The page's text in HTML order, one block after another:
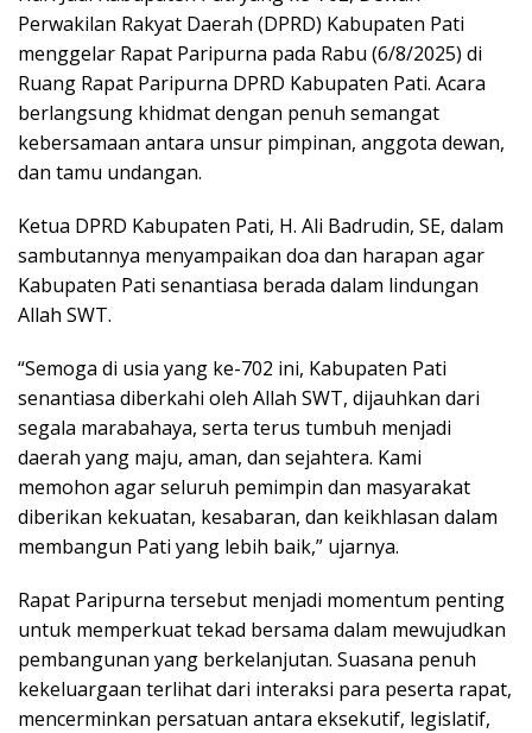
Perwakilan Rakyat Daerah (DPRD) Kabupaten Pati
menggelar Rapat Paripurna pada Rabu (6/8/2025) di
Ruang Rapat Paripurna DPRD Kabupaten Pati. Acara
berlangsung khidmat dengan penuh semangat
kebersamaan antara unsur pimpinan, anggota dewan,
dan tamu undangan.
Ketua DPRD Kabupaten Pati, H. Ali Badrudin, SE, dalam
sambutannya menyampaikan doa dan harapan agar
Kabupaten Pati senantiasa berada dalam lindungan
Allah SWT.
“Semoga di usia yang ke-702 ini, Kabupaten Pati
senantiasa diberkahi oleh Allah SWT, dijauhkan dari
segala marabahaya, serta terus tumbuh menjadi
daerah yang maju, aman, dan sejahtera. Kami
memohon agar seluruh pemimpin dan masyarakat
diberikan kekuatan, kesabaran, dan keikhlasan dalam
membangun Pati yang lebih baik,” ujarnya.
Rapat Paripurna tersebut menjadi momentum penting
untuk memperkuat tekad bersama dalam mewujudkan
pembangunan yang berkelanjutan. Suasana penuh
kekeluargaan terlihat dari interaksi para peserta rapat,
mencerminkan persatuan antara eksekutif, legislatif,